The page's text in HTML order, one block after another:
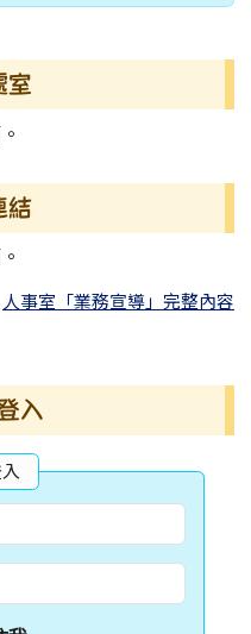
室
結
人事室「業務宣導」完整內容
入